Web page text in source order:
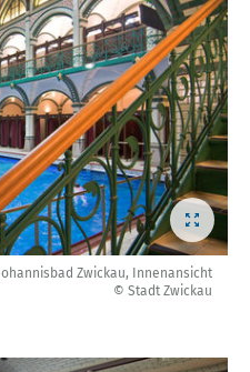
Johannisbad Zwickau, Innenansicht
© Stadt Zwickau